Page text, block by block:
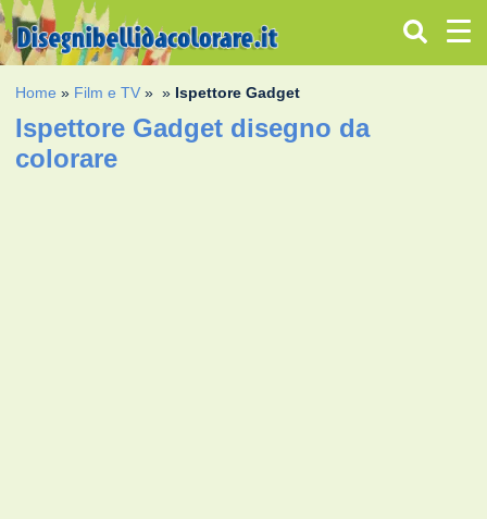
Home » Film e TV » » Ispettore Gadget
Ispettore Gadget disegno da
colorare